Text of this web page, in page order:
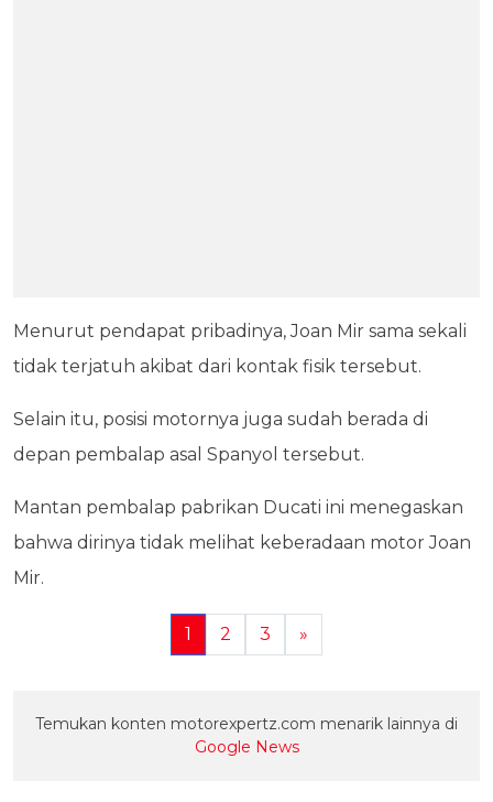
Menurut pendapat pribadinya, Joan Mir sama sekali
tidak terjatuh akibat dari kontak fisik tersebut.
Selain itu, posisi motornya juga sudah berada di
depan pembalap asal Spanyol tersebut.
Mantan pembalap pabrikan Ducati ini menegaskan
bahwa dirinya tidak melihat keberadaan motor Joan
Mir.
1 2 3 »
Temukan konten motorexpertz.com menarik lainnya di
Google News